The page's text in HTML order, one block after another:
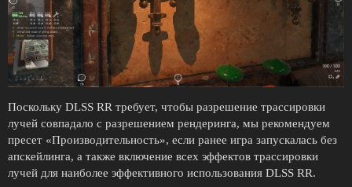
Поскольку DLSS RR требует, чтобы разрешение трассировки
лучей совпадало с разрешением рендеринга, мы рекомендуем
пресет «Производительность», если ранее игра запускалась без
апскейлинга, а также включение всех эффектов трассировки
лучей для наиболее эффективного использования DLSS RR.